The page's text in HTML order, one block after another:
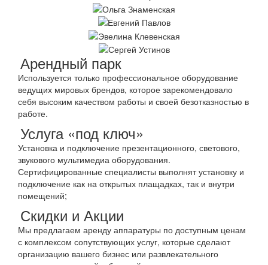
Арендный парк
Используется только профессиональное оборудование
ведущих мировых брендов, которое зарекомендовало
себя высоким качеством работы и своей безотказностью в
работе.
Услуга «под ключ»
Установка и подключение презентационного, светового,
звукового мультимедиа оборудования.
Сертифицированные специалисты выполнят установку и
подключение как на открытых плащадках, так и внутри
помещений;
Скидки и Акции
Мы предлагаем аренду аппаратуры по доступным ценам
с комплексом сопутствующих услуг, которые сделают
организацию вашего бизнес или развлекательного